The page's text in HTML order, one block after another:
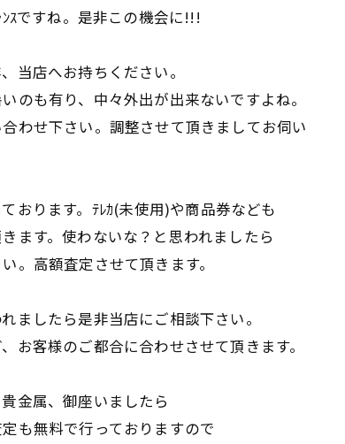
ｽですね。是非この機会に!!!
当店へお持ちください。
のも有り、中々外出が出来ないですよね。
わせ下さい。調整させて頂きましてお伺い
おります。ﾃﾚｶ(未使用)や商品券なども
ます。使わないな？と思われましたら
。高額査定させて頂きます。
ましたら是非当店にご相談下さい。
お客様のご都合に合わせさせて頂きます。
金属、御座いましたら
も無料で行っておりますので